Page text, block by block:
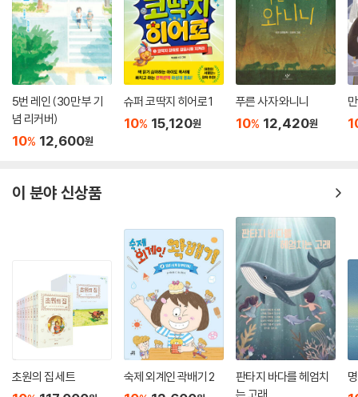
5번 레인 (30만 부 기
념 리커버)
10% 12,600원
슈퍼 코딱지 히어로 1
10% 15,120원
푸른 사자 와니니
10% 12,420원
이 분야 신상품
초원의 집 세트 숙제 외계인 곽배기 2
판타지 바다를 헤엄치